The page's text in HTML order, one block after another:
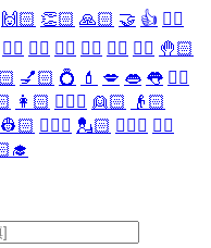
🙌🏻 👏🏻 🙏🏻 🤝 👍 👎🏻
👈🏻 👉🏻 👆🏻 👇🏻 ☝🏻 ✋🏻 🤚🏻
💅🏻 💍 💄 💋 👄 👅 👂🏻
👩🏻 👱🏻‍♀️ 👱🏻
👴🏻
👷🏻 💂🏻‍♀️ 💂🏻 🕵🏻‍♀️ 🕵🏻